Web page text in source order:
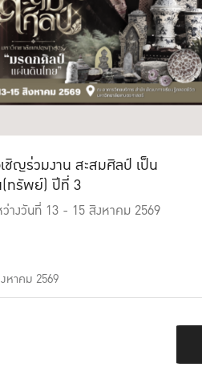
ชิญร่วมงาน สะสมศิลป์ เป็น
ทรัพย์) ปีที่ 3
ว่างวันที่ 13 - 15 สิงหาคม 2569
หาคม 2569